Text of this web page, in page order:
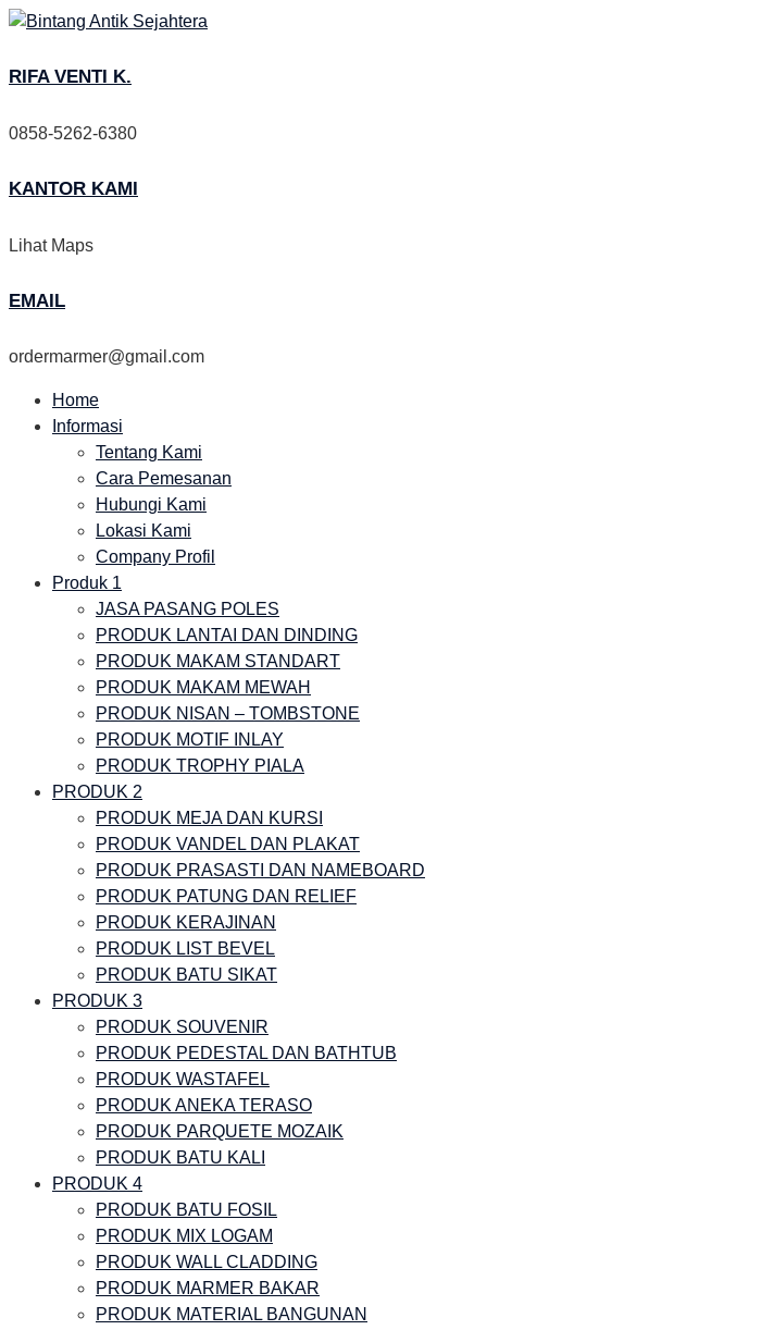
Skip
content
RIFA VENTI K.
0858-5262-6380
KANTOR KAMI
Lihat Maps
EMAIL
ordermarmer@gmail.com
Home
Informasi
Tentang Kami
Cara Pemesanan
Hubungi Kami
Lokasi Kami
Company Profil
Produk 1
JASA PASANG POLES
PRODUK LANTAI DAN DINDING
PRODUK MAKAM STANDART
PRODUK MAKAM MEWAH
PRODUK NISAN – TOMBSTONE
PRODUK MOTIF INLAY
PRODUK TROPHY PIALA
PRODUK 2
PRODUK MEJA DAN KURSI
PRODUK VANDEL DAN PLAKAT
PRODUK PRASASTI DAN NAMEBOARD
PRODUK PATUNG DAN RELIEF
PRODUK KERAJINAN
PRODUK LIST BEVEL
PRODUK BATU SIKAT
PRODUK 3
PRODUK SOUVENIR
PRODUK PEDESTAL DAN BATHTUB
PRODUK WASTAFEL
PRODUK ANEKA TERASO
PRODUK PARQUETE MOZAIK
PRODUK BATU KALI
PRODUK 4
PRODUK BATU FOSIL
PRODUK MIX LOGAM
PRODUK WALL CLADDING
PRODUK MARMER BAKAR
PRODUK MATERIAL BANGUNAN